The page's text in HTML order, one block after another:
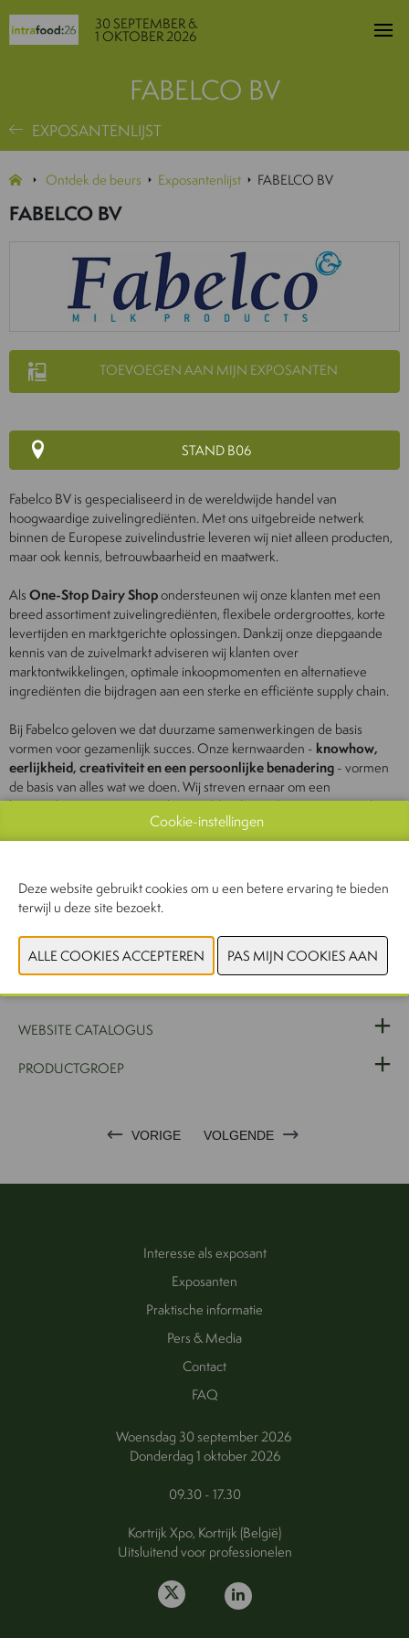
30 SEPTEMBER &
1 OKTOBER 2026
FABELCO BV
EXPOSANTENLIJST
Ontdek de beurs Exposantenlijst FABELCO BV
FABELCO BV
TOEVOEGEN AAN MIJN EXPOSANTEN
STAND B06
Fabelco BV is gespecialiseerd in de wereldwijde handel van
hoogwaardige zuivelingrediënten. Met ons uitgebreide netwerk
binnen de Europese zuivelindustrie leveren wij niet alleen producten,
maar ook kennis, betrouwbaarheid en maatwerk.
AlsOne-Stop Dairy Shopondersteunen wij onze klanten met een
breed assortiment zuivelingrediënten, flexibele ordergroottes, korte
levertijden en marktgerichte oplossingen. Dankzij onze diepgaande
kennis van de zuivelmarkt adviseren wij klanten over
marktontwikkelingen, optimale inkoopmomenten en alternatieve
ingrediënten die bijdragen aan een sterke en efficiënte supply chain.
Bij Fabelco geloven we dat duurzame samenwerkingen de basis
vormen voor gezamenlijk succes. Onze kernwaarden - knowhow,
eerlijkheid, creativiteit en een persoonlijke benadering- vormen
de basis van alles wat we doen. Wij streven ernaar om een
betrouwbare partner te zijn die wereldwijd waarde toevoegt aan de
groei en het succes van haar klanten.
Fabelco BV - More than a dairy ingredients supplier: Your trusted
partner in dairy!
WEBSITE CATALOGUS
PRODUCTGROEP
VORIGE VOLGENDE
Interesse als exposant
Exposanten
Praktische informatie
Pers & Media
Contact
FAQ
Woensdag 30 september 2026
Donderdag 1 oktober 2026
09.30 - 17.30
Kortrijk Xpo, Kortrijk (België)
Uitsluitend voor professionelen
Cookie-instellingen
Deze website gebruikt cookies om u een betere ervaring te bieden
terwijl u deze site bezoekt.